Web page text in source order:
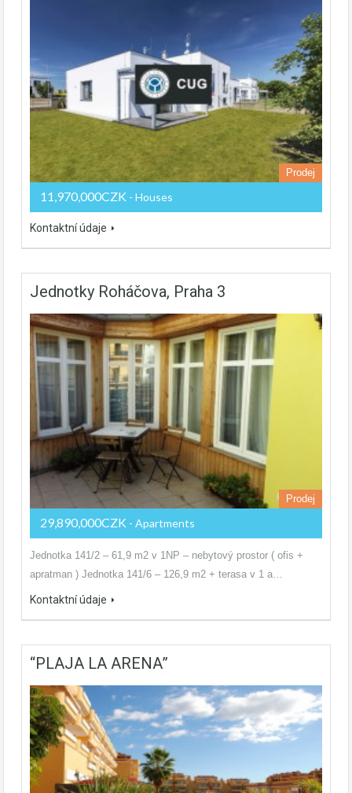
Prodej
11,970,000CZK - Houses
Kontaktní údaje
Jednotky Roháčova, Praha 3
Prodej
29,890,000CZK - Apartments
Jednotka 141/2 – 61,9 m2 v 1NP – nebytový prostor ( ofis +
apratman ) Jednotka 141/6 – 126,9 m2 + terasa v 1 a…
Kontaktní údaje
“PLAJA LA ARENA”